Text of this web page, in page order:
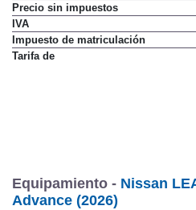
Precio sin impuestos
IVA
Impuesto de matriculación
Tarifa de
Equipamiento - Nissan
Advance (2026)